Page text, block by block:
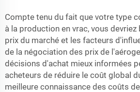
Compte tenu du fait que votre type
à la production en vrac, vous
prix du marché et les facteurs
de la négociation des prix de
décisions d'achat mieux informées
acheteurs de réduire le coût global
meilleure connaissance des coûts